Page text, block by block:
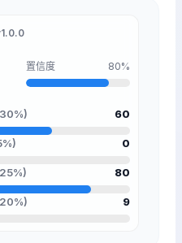
置信度 80%
60
0
80
9